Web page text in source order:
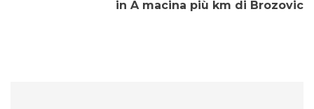
in A macina più km di Brozovic